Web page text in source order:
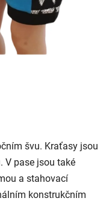
švu. Kraťasy jsou
V pase jsou také
a stahovací
konstrukčním